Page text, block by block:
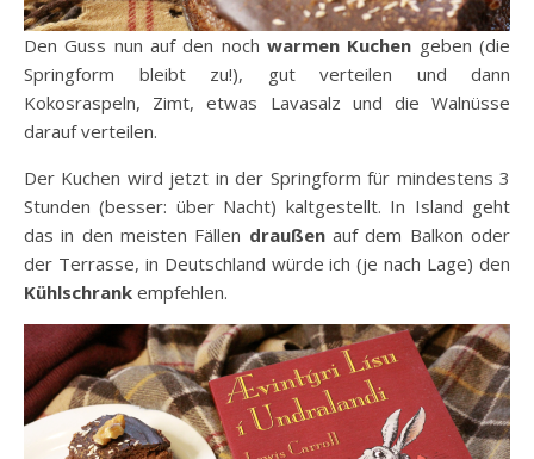
Den Guss nun auf den noch warmen Kuchen geben (die
Springform bleibt zu!), gut verteilen und dann
Kokosraspeln, Zimt, etwas Lavasalz und die Walnüsse
darauf verteilen.
Der Kuchen wird jetzt in der Springform für mindestens 3
Stunden (besser: über Nacht) kaltgestellt. In Island geht
das in den meisten Fällen draußenauf dem Balkon oder
der Terrasse, in Deutschland würde ich (je nach Lage) den
Kühlschrank empfehlen.